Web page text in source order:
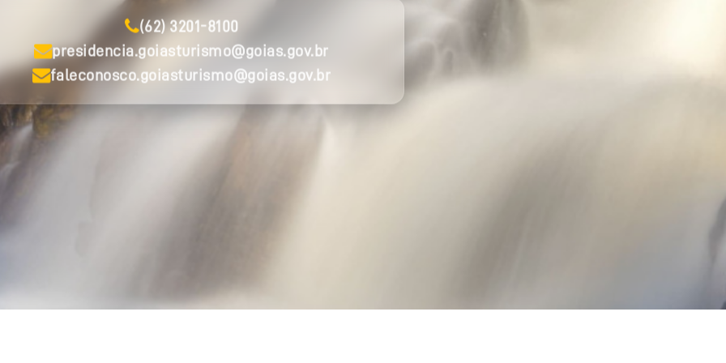
(62) 3201-8100
presidencia.goiasturismo@goias.gov.br
faleconosco.goiasturismo@goias.gov.br